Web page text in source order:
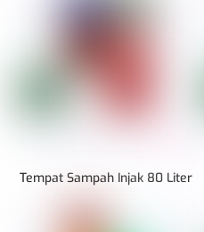
Tempat Sampah Injak 80 Liter